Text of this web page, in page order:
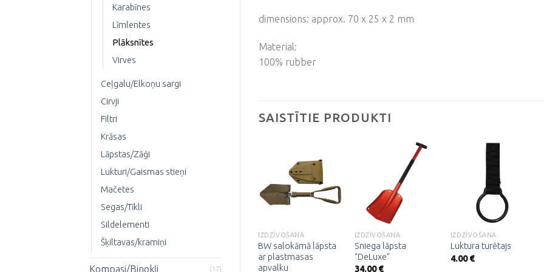
Karabīnes
Līmlentes
Plāksnītes
Virves
Ceļgalu/Elkoņu sargi
Cirvji
Filtri
Krāsas
Lāpstas/Zāģi
Lukturi/Gaismas stieņi
Mačetes
Segas/Tīkli
Sildelementi
Šķiltavas/kramiņi
Kompasi/Binokļi (17)
dimensions: approx. 70 x 25 x 2 mm
Material:
100% rubber
SAISTĪTIE PRODUKTI
Pievienot
vēlmju
IZDZĪVOŠANA
BW salokāmā lāpsta
ar plastmasas
apvalku
Pievienot
vēlmju
sarakstam
IZDZĪVOŠANA
Sniega lāpsta
“DeLuxe”
34.00€
Pievienot
vēlmju
sarakstam
IZDZĪVOŠANA
Luktura turētajs
4.00€
Pievienot
vēlmju
sarakstam
Jeep lāpsta “Type II”
Mazais lāpstas